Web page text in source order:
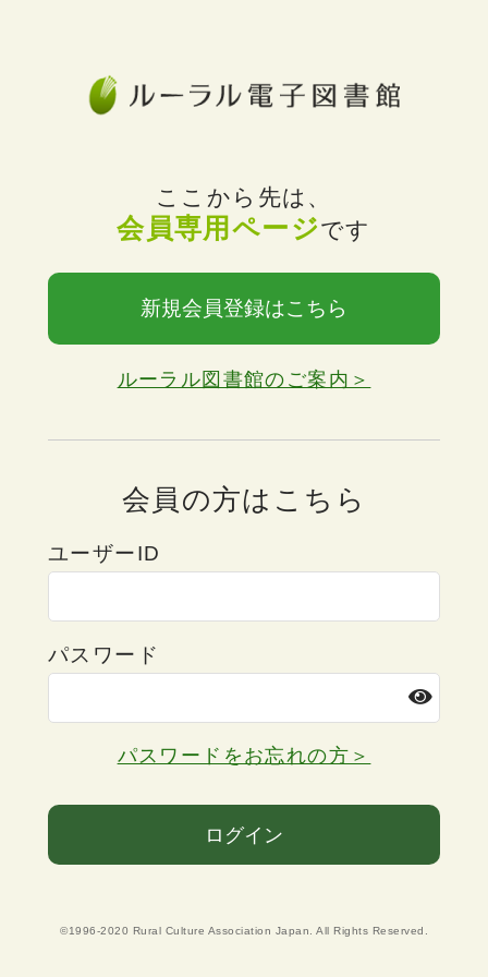
ここから先は、
会員専用ページです
新規会員登録はこちら
ルーラル図書館のご案内＞
会員の方はこちら
ユーザーID
パスワード
パスワードをお忘れの方＞
ログイン
©1996-2020 Rural Culture Association Japan. All Rights Reserved.